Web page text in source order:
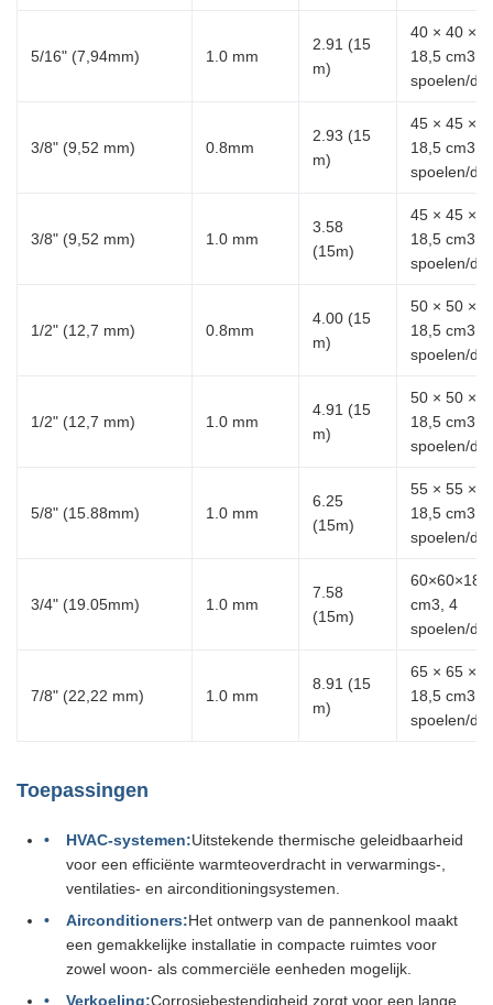
5/16" (7,94mm) 1.0 mm
2.91 (15
m)
40 × 40 ×
18,5 cm3,
spoelen/
3/8" (9,52 mm) 0.8mm
2.93 (15
m)
45 × 45 ×
18,5 cm3, 8
spoelen/
3/8" (9,52 mm) 1.0 mm
3.58
(15m)
45 × 45 ×
18,5 cm3, 8
spoelen/
1/2" (12,7 mm) 0.8mm
4.00 (15
m)
50 × 50 ×
18,5 cm3, 6
spoelen/
1/2" (12,7 mm) 1.0 mm
4.91 (15
m)
50 × 50 ×
18,5 cm3, 6
spoelen/
5/8" (15.88mm) 1.0 mm
6.25
(15m)
55 × 55 ×
18,5 cm3, 5
spoelen/
3/4" (19.05mm) 1.0 mm
7.58
(15m)
60×60×18,5
cm3, 4
spoelen/
7/8" (22,22 mm) 1.0 mm
8.91 (15
m)
65 × 65 ×
18,5 cm3, 3
spoelen/
Toepassingen
HVAC-systemen:Uitstekende thermische geleidbaarheid
voor een efficiënte warmteoverdracht in verwarmings-,
ventilaties- en airconditioningsystemen.
Airconditioners:Het ontwerp van de pannenkool maakt
een gemakkelijke installatie in compacte ruimtes voor
zowel woon- als commerciële eenheden mogelijk.
Verkoeling:Corrosiebestendigheid zorgt voor een lange